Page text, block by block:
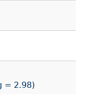
= 2.98)